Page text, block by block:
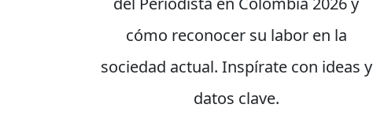
cómo reconocer su labor en la
sociedad actual. Inspírate con ideas y
datos clave.